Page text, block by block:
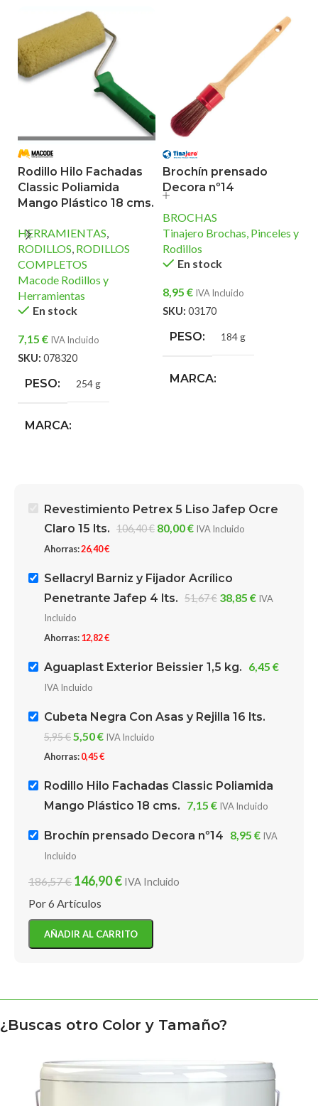
Rodillo Hilo Fachadas
Classic Poliamida
Mango Plástico 18 cms.
HERRAMIENTAS
RODILLOS RODILLOS
COMPLETOS
Macode Rodillos y
Herramientas
En stock
7,15 € IVA Incluido
SKU: 078320
PESO 254 g
MARCA
Brochín prensado
Decora nº14
BROCHAS
Tinajero Brochas, Pinceles y
Rodillos
En stock
8,95 € IVA Incluido
SKU: 03170
PESO 184 g
MARCA
Revestimiento Petrex 5 Liso Jafep Ocre
Claro 15 lts. 106,40€ 80,00€ IVA Incluido
Ahorras:26,40€
Sellacryl Barniz y Fijador Acrílico
Penetrante Jafep 4 lts. 51,67€ 38,85 € IVA
Incluido
Ahorras:12,82€
Aguaplast Exterior Beissier 1,5 kg. 6,45 €
IVA Incluido
Cubeta Negra Con Asas y Rejilla 16 lts.
5,95€ 5,50€ IVA Incluido
Ahorras:0,45€
Rodillo Hilo Fachadas Classic Poliamida
Mango Plástico 18 cms. 7,15 € IVA Incluido
Brochín prensado Decora nº14 8,95 € IVA
Incluido
186,57€ 146,90€ IVA Incluido
Por 6 Artículos
AÑADIR AL CARRITO
¿Buscas otro Color y Tamaño?